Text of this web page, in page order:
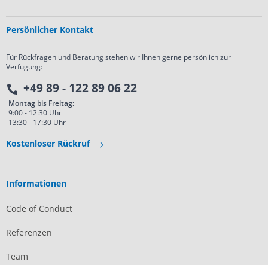
Persönlicher Kontakt
Für Rückfragen und Beratung stehen wir Ihnen gerne persönlich zur
Verfügung:
+49 89 - 122 89 06 22
Montag bis Freitag:
9:00 - 12:30 Uhr
13:30 - 17:30 Uhr
Kostenloser Rückruf
Informationen
Code of Conduct
Referenzen
Team